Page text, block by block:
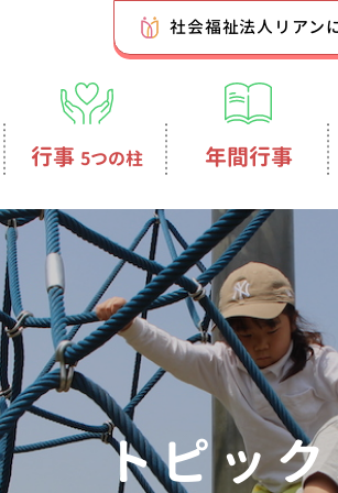
社会福祉法人リアン
行事 5つの柱 年間行事
トピッ